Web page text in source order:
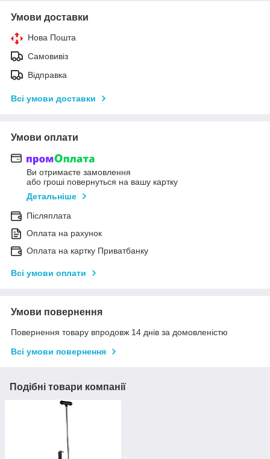
Умови доставки
Нова Пошта
Самовивіз
Відправка
Всі умови доставки
Умови оплати
Ви отримаєте замовлення
або гроші повернуться на вашу картку
Детальніше
Післяплата
Оплата на рахунок
Оплата на картку Приватбанку
Всі умови оплати
Умови повернення
Повернення товару впродовж 14 днів за домовленістю
Всі умови повернення
Подібні товари компанії